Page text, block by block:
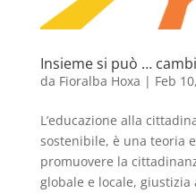
Insieme si può …
da Fioralba Hoxa | Feb
L’educazione alla
sostenibile, è una teoria
promuovere la
globale e locale, giustizia